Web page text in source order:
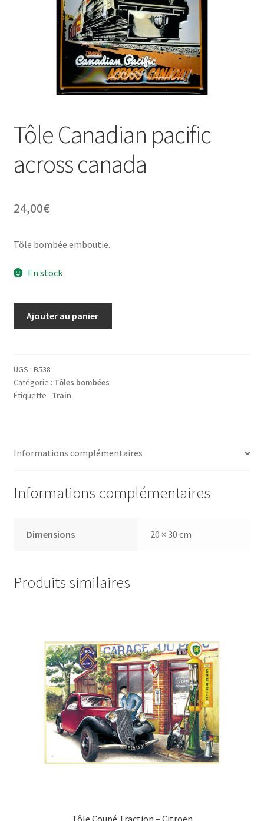
Une histoire de plaques émaillées
Tôle Canadian pacific
across canada
24,00€
Tôle bombée emboutie.
En stock
pacific
across
canada
Ajouter au panier
UGS : B538
Catégorie : Tôles bombées
Étiquette : Train
Informations complémentaires
Informations complémentaires
Dimensions 20 × 30 cm
Produits similaires
Tôle Coupé Traction – Citroën